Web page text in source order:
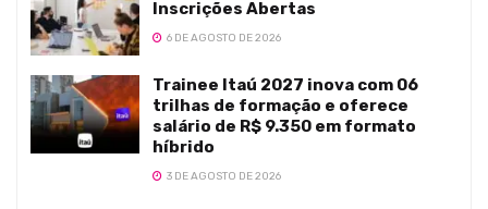
Inscrições Abertas
6 DE AGOSTO DE 2026
Trainee Itaú 2027 inova com 06
trilhas de formação e oferece
salário de R$ 9.350 em formato
híbrido
3 DE AGOSTO DE 2026